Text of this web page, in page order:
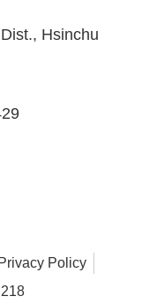
Hsinchu
Policy